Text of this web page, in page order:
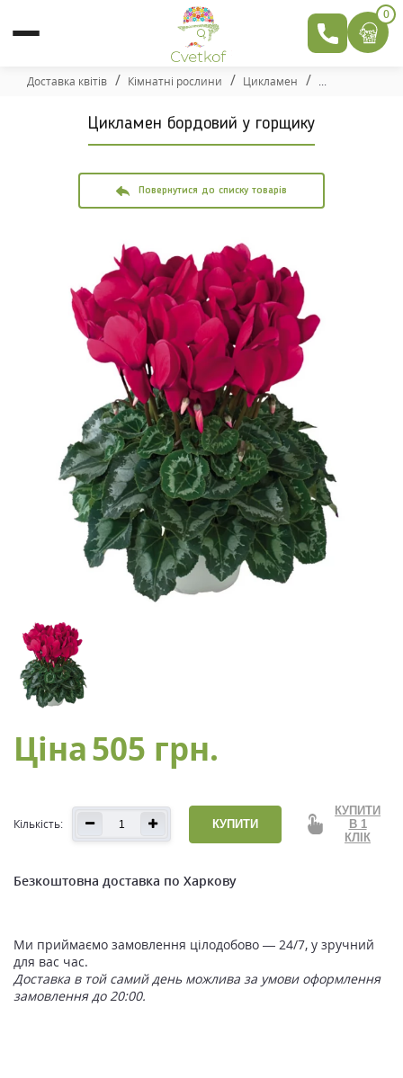
0
Доставка квітів Кімнатні рослини Цикламен
Повернутися до списку товарів
Цикламен бордовий у горщику
Ціна505 грн.
Кількість: КУПИТИ
КУПИТИ
В 1
КЛІК
Безкоштовна доставка по Харкову
Ми приймаємо замовлення цілодобово — 24/7, у зручний
для вас час.
Доставка в той самий день можлива за умови оформлення
замовлення до 20:00.